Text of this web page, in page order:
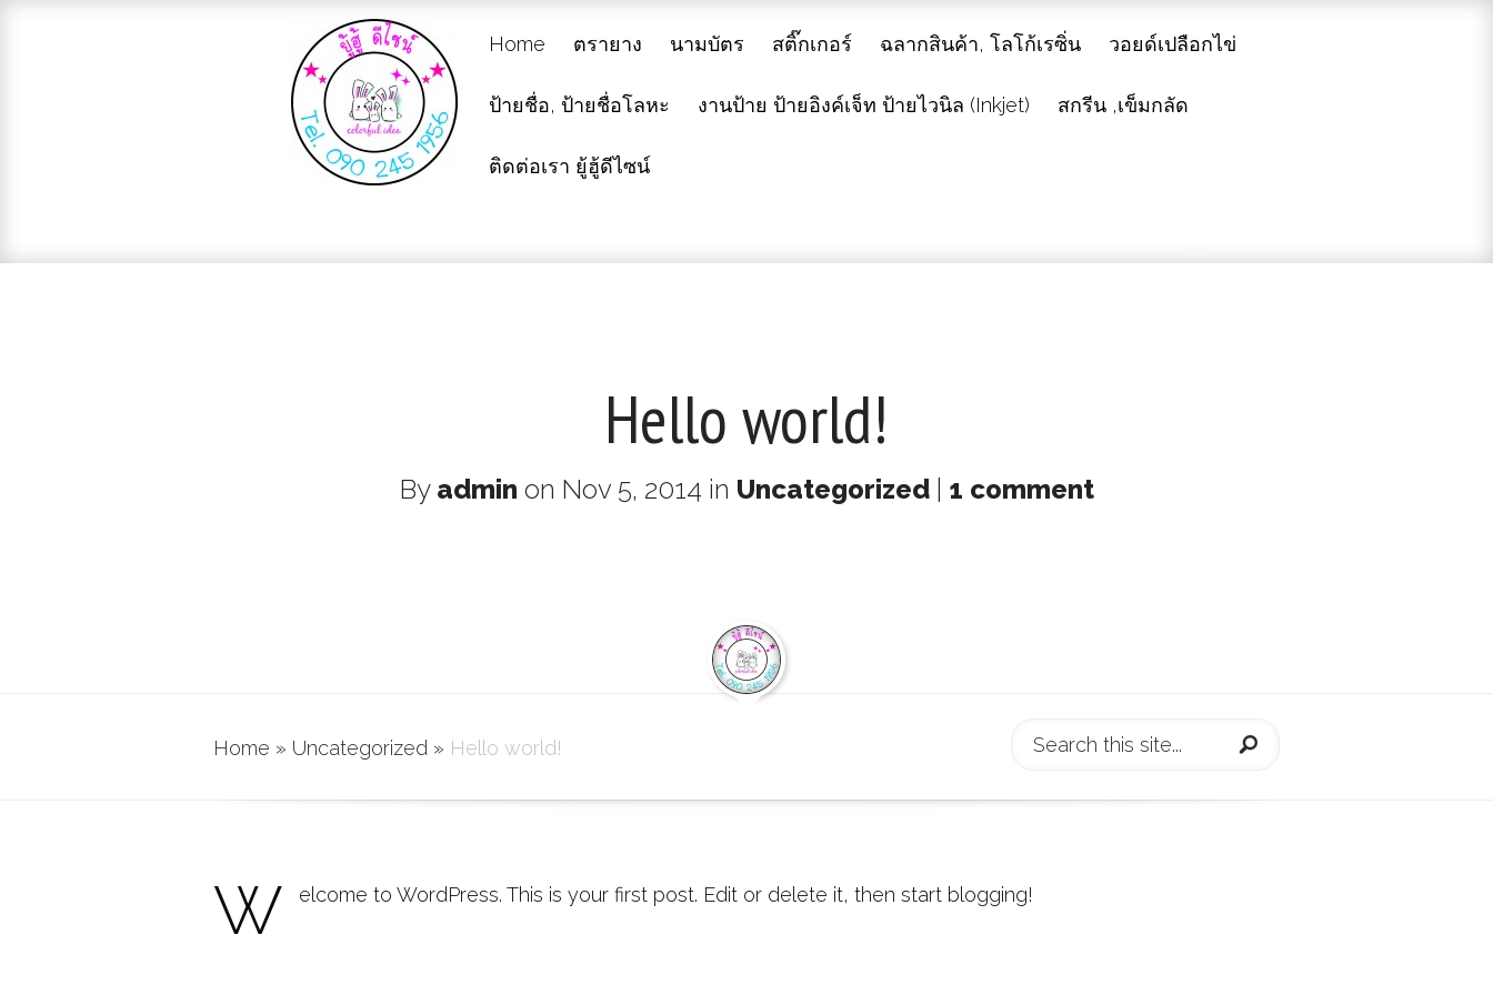
Home ตรายาง นามบัตร สติ๊กเกอร์ ฉลากสินค้า, โลโก้เรซิ่น วอยด์เปลือกไข่
ป้ายชื่อ, ป้ายชื่อโลหะ งานป้าย ป้ายอิงค์เจ็ท ป้ายไวนิล (Inkjet) สกรีน ,เข็มกลัด
ติดต่อเรา ยู้ฮู้ดีไซน์
Hello world!
By admin on Nov 5, 2014 in Uncategorized| 1 comment
Home » Uncategorized » Hello world!
W elcome to WordPress. This is your first post. Edit or delete it, then start blogging!